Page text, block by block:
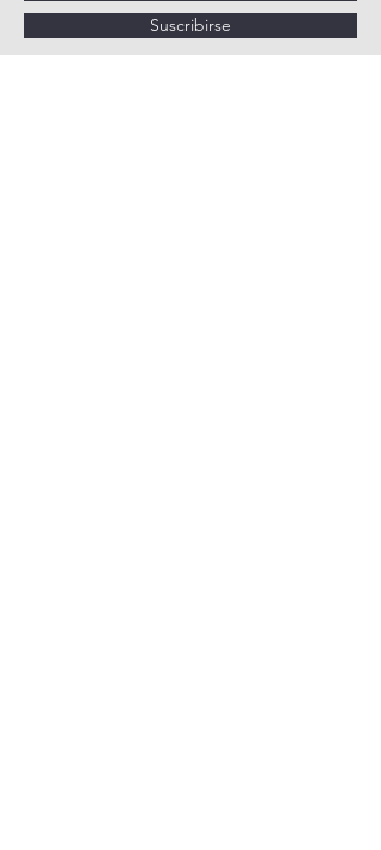
Suscribirse